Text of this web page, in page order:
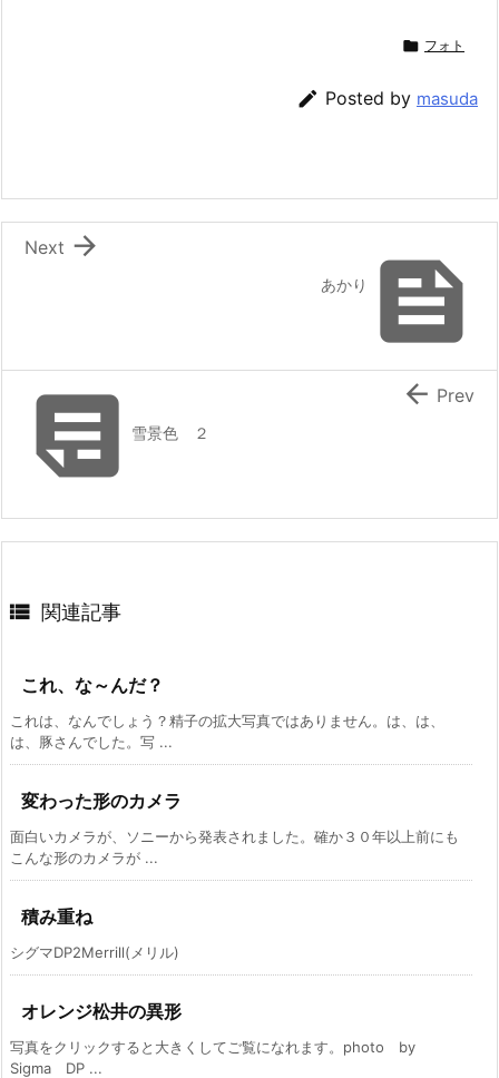
 フォト
 Posted by masuda

あかり

Next
雪景色 ２
 Prev
 関連記事
これ、な～んだ？
これは、なんでしょう？精子の拡大写真ではありません。は、は、
は、豚さんでした。写 ...
変わった形のカメラ
面白いカメラが、ソニーから発表されました。確か３０年以上前にも
こんな形のカメラが ...
積み重ね
シグマDP2Merrill(メリル)
オレンジ松井の異形
写真をクリックすると大きくしてご覧になれます。photo by
Sigma DP ...